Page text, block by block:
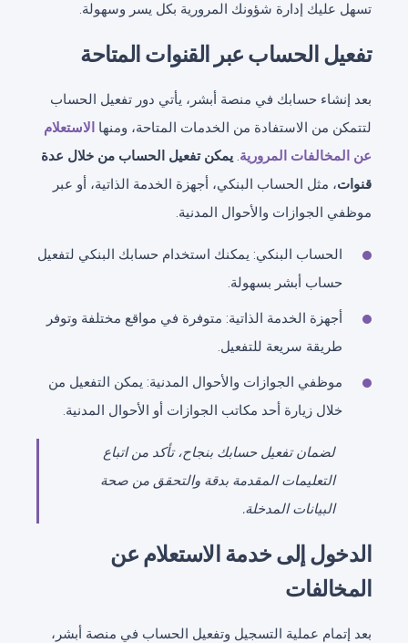
تسهل عليك إدارة شؤونك المرورية بكل يسر وسهولة.
تفعيل الحساب عبر القنوات المتاحة
بعد إنشاء حسابك في منصة أبشر، يأتي دور تفعيل الحساب
لتتمكن من الاستفادة من الخدمات المتاحة، ومنها الاستعلام
عن المخالفات المرورية. يمكن تفعيل الحساب من خلال عدة
قنوات، مثل الحساب البنكي، أجهزة الخدمة الذاتية، أو عبر
موظفي الجوازات والأحوال المدنية.
الحساب البنكي: يمكنك استخدام حسابك البنكي لتفعيل
حساب أبشر بسهولة.
أجهزة الخدمة الذاتية: متوفرة في مواقع مختلفة وتوفر
طريقة سريعة للتفعيل.
موظفي الجوازات والأحوال المدنية: يمكن التفعيل من
خلال زيارة أحد مكاتب الجوازات أو الأحوال المدنية.
لضمان تفعيل حسابك بنجاح، تأكد من اتباع
التعليمات المقدمة بدقة والتحقق من صحة
البيانات المدخلة.
الدخول إلى خدمة الاستعلام عن
المخالفات
بعد إتمام عملية التسجيل وتفعيل الحساب في منصة أبشر،